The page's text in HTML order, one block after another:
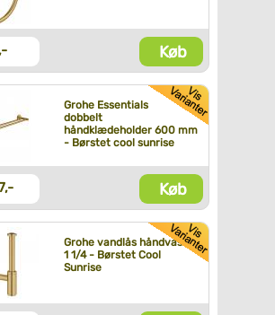
Køb
Grohe Essentials
dobbelt
håndklædeholder 600 mm
- Børstet cool sunrise
Køb
Grohe vandlås håndvask
1 1/4 - Børstet Cool
Sunrise